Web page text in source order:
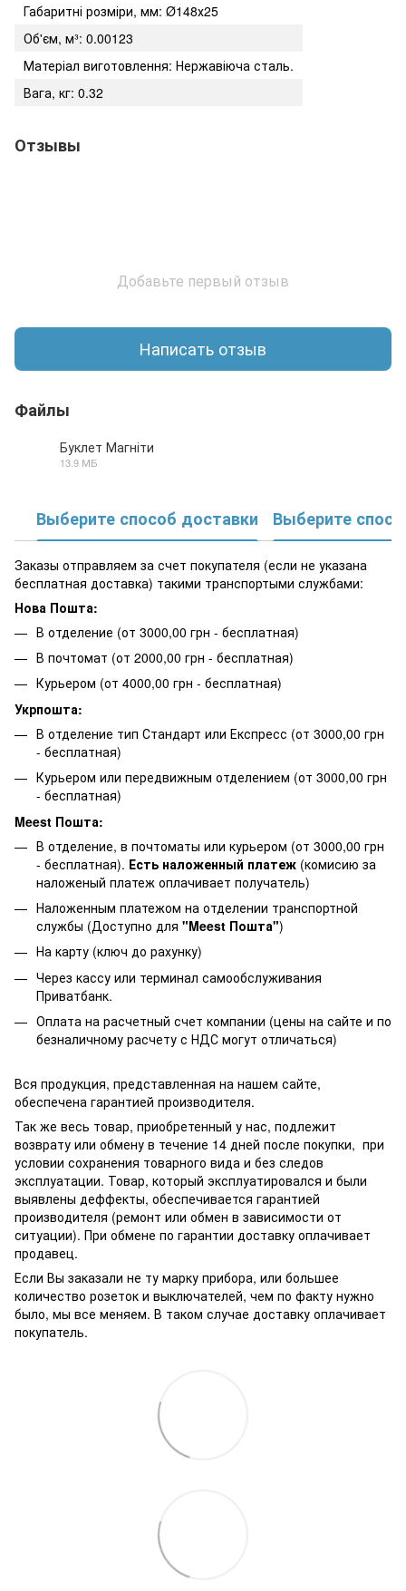
Габаритні розміри, мм: Ø148х25
Об'єм, м³: 0.00123
Матеріал виготовлення: Нержавіюча сталь.
Вага, кг: 0.32
Отзывы
Добавьте первый отзыв
Написать отзыв
Файлы
Буклет Магніти
13.9 МБ
Выберите способ доставки Выберите
Заказы отправляем за счет покупателя (если не указана
бесплатная доставка) такими транспортыми службами:
Нова Пошта:
В отделение (от 3000,00 грн - бесплатная)
В почтомат (от 2000,00 грн - бесплатная)
Курьером (от 4000,00 грн - бесплатная)
Укрпошта:
В отделение тип Стандарт или Експресс (от 3000,00 грн
- бесплатная)
Курьером или передвижным отделением (от 3000,00 грн
- бесплатная)
Meest Пошта:
В отделение, в почтоматы или курьером (от 3000,00 грн
- бесплатная). Есть наложенный платеж (комисию за
наложеный платеж оплачивает получатель)
Наложенным платежом на отделении транспортной
службы (Доступно для "Meest Пошта")
На карту (ключ до рахунку)
Через кассу или терминал самообслуживания
Приватбанк.
Оплата на расчетный счет компании (цены на сайте и по
безналичному расчету с НДС могут отличаться)
Вся продукция, представленная на нашем сайте,
обеспечена гарантией производителя.
Так же весь товар, приобретенный у нас, подлежит
возврату или обмену в течение 14 дней после покупки, при
условии сохранения товарного вида и без следов
эксплуатации. Товар, который эксплуатировался и были
выявлены деффекты, обеспечивается гарантией
производителя (ремонт или обмен в зависимости от
ситуации). При обмене по гарантии доставку оплачивает
продавец.
Если Вы заказали не ту марку прибора, или большее
количество розеток и выключателей, чем по факту нужно
было, мы все меняем. В таком случае доставку оплачивает
покупатель.